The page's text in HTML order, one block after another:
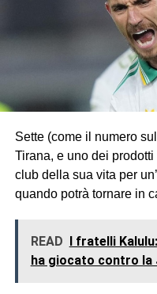
Sette (come il numero
Tirana, e uno dei
club della sua vita per
quando potrà tornare in
READ
I fratelli
ha giocato contro la